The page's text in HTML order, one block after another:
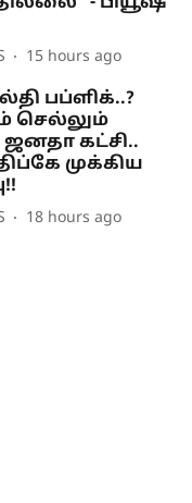
15 hours ago
பப்ளிக்..?
செல்லும்
கட்சி..
முக்கிய
18 hours ago